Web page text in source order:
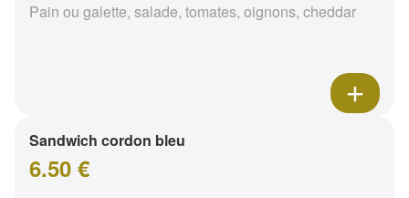
Pain ou galette, salade, tomates, oignons, cheddar
Sandwich cordon bleu
6.50 €